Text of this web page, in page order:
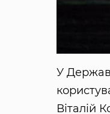
У
Віталій